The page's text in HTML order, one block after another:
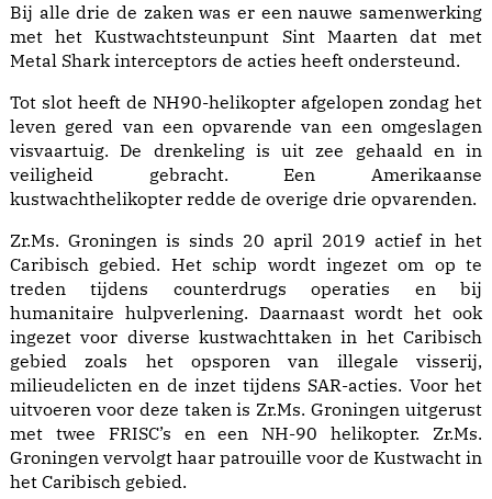
Bij alle drie de zaken was er een nauwe samenwerking
met het Kustwachtsteunpunt Sint Maarten dat met
Metal Shark interceptors de acties heeft ondersteund.
Tot slot heeft de NH90-helikopter afgelopen zondag het
leven gered van een opvarende van een omgeslagen
visvaartuig. De drenkeling is uit zee gehaald en in
veiligheid gebracht. Een Amerikaanse
kustwachthelikopter redde de overige drie opvarenden.
Zr.Ms. Groningen is sinds 20 april 2019 actief in het
Caribisch gebied. Het schip wordt ingezet om op te
treden tijdens counterdrugs operaties en bij
humanitaire hulpverlening. Daarnaast wordt het ook
ingezet voor diverse kustwachttaken in het Caribisch
gebied zoals het opsporen van illegale visserij,
milieudelicten en de inzet tijdens SAR-acties. Voor het
uitvoeren voor deze taken is Zr.Ms. Groningen uitgerust
met twee FRISC’s en een NH-90 helikopter. Zr.Ms.
Groningen vervolgt haar patrouille voor de Kustwacht in
het Caribisch gebied.